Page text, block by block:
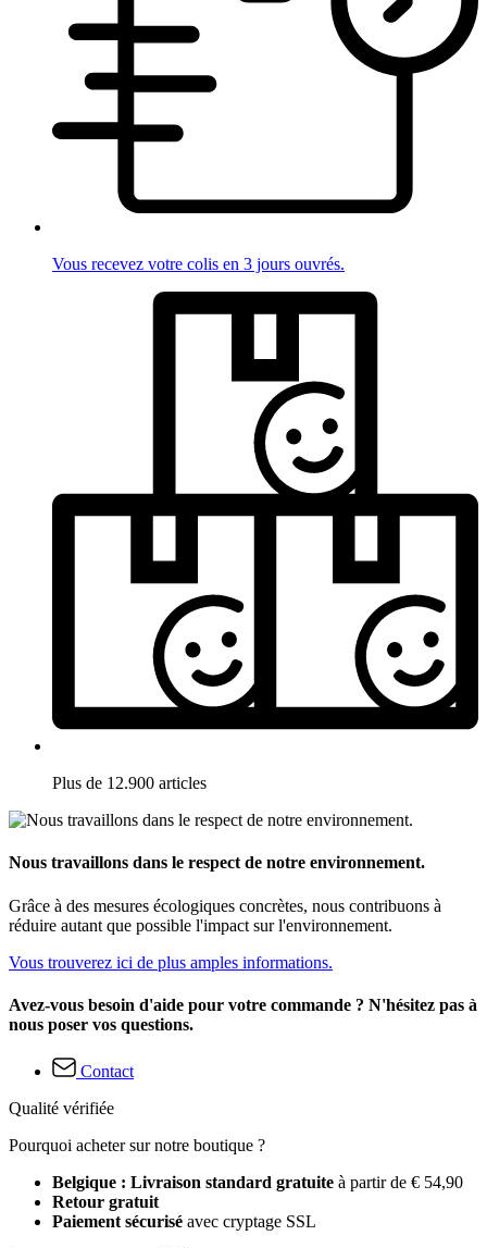
Vous recevez votre colis en 3 jours ouvrés.
Plus de 12.900 articles
Nous travaillons dans le respect de notre environnement.
Grâce à des mesures écologiques concrètes, nous contribuons à
réduire autant que possible l'impact sur l'environnement.
Vous trouverez ici de plus amples informations.
Avez-vous besoin d'aide pour votre commande ? N'hésitez pas à
nous poser vos questions.
Contact
Qualité vérifiée
Pourquoi acheter sur notre boutique ?
Belgique : Livraison standard gratuite à partir de € 54,90
Retour gratuit
Paiement sécurisé avec cryptage SSL